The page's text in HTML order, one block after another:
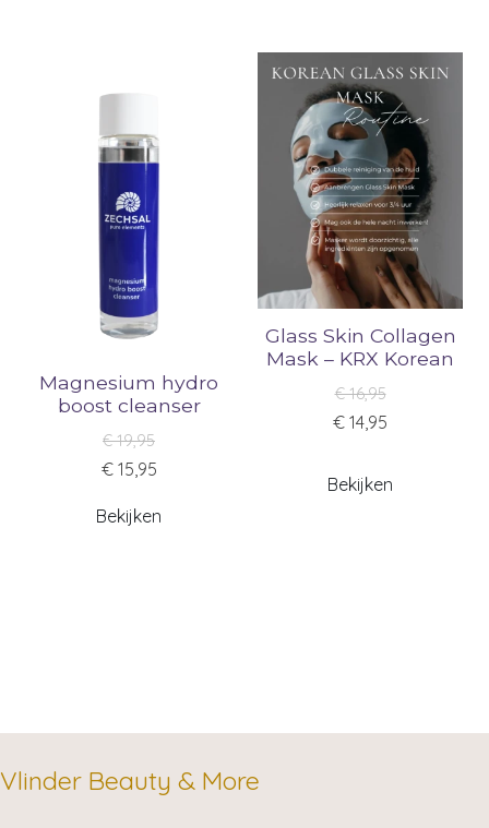
Magnesium hydro
boost cleanser
€ 19,95
€ 15,95
Bekijken
Glass Skin Collagen
Mask – KRX Korean
€ 16,95
€ 14,95
Bekijken
Vlinder Beauty & More